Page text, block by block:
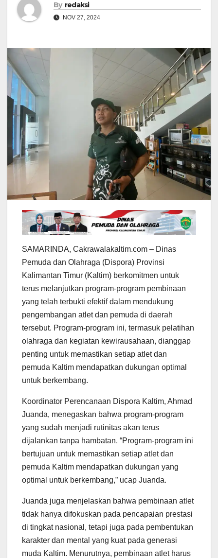
By redaksi
NOV 27, 2024
SAMARINDA, Cakrawalakaltim.com – Dinas
Pemuda dan Olahraga (Dispora) Provinsi
Kalimantan Timur (Kaltim) berkomitmen untuk
terus melanjutkan program-program pembinaan
yang telah terbukti efektif dalam mendukung
pengembangan atlet dan pemuda di daerah
tersebut. Program-program ini, termasuk pelatihan
olahraga dan kegiatan kewirausahaan, dianggap
penting untuk memastikan setiap atlet dan
pemuda Kaltim mendapatkan dukungan optimal
untuk berkembang.
Koordinator Perencanaan Dispora Kaltim, Ahmad
Juanda, menegaskan bahwa program-program
yang sudah menjadi rutinitas akan terus
dijalankan tanpa hambatan. “Program-program ini
bertujuan untuk memastikan setiap atlet dan
pemuda Kaltim mendapatkan dukungan yang
optimal untuk berkembang,” ucap Juanda.
Juanda juga menjelaskan bahwa pembinaan atlet
tidak hanya difokuskan pada pencapaian prestasi
di tingkat nasional, tetapi juga pada pembentukan
karakter dan mental yang kuat pada generasi
muda Kaltim. Menurutnya, pembinaan atlet harus